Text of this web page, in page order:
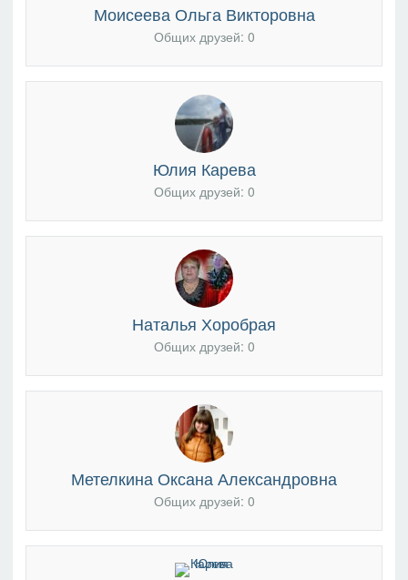
Моисеева Ольга Викторовна
Общих друзей: 0
Юлия Карева
Общих друзей: 0
Наталья Хоробрая
Общих друзей: 0
Метелкина Оксана Александровна
Общих друзей: 0